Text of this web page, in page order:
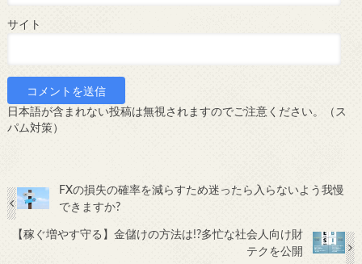
サイト
日本語が含まれない投稿は無視されますのでご注意ください。（ス
パム対策）
FXの損失の確率を減らすため迷ったら入らないよう我慢
できますか?
【稼ぐ増やす守る】金儲けの方法は!?多忙な社会人向け財
テクを公開